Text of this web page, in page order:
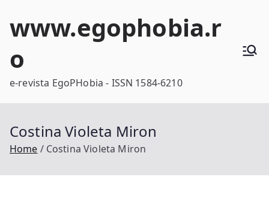
www.egophobia.r
o
e-revista EgoPHobia - ISSN 1584-6210
Costina Violeta Miron
Home Costina Violeta Miron